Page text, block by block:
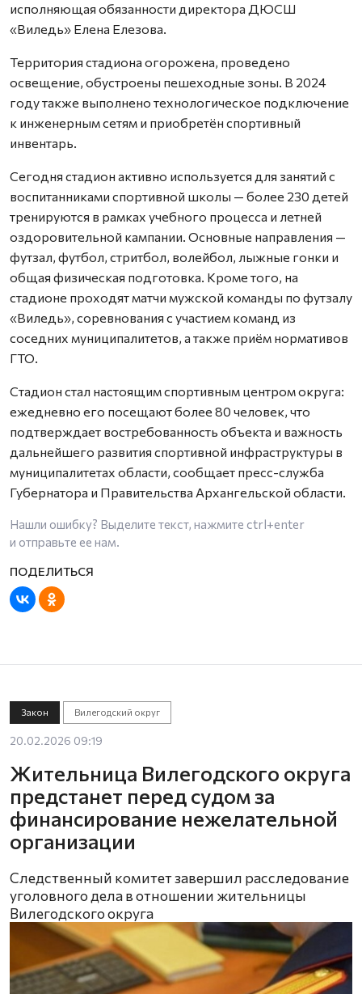
исполняющая обязанности директора ДЮСШ
«Виледь» Елена Елезова.
Территория стадиона огорожена, проведено
освещение, обустроены пешеходные зоны. В 2024
году также выполнено технологическое подключение
к инженерным сетям и приобретён спортивный
инвентарь.
Сегодня стадион активно используется для занятий с
воспитанниками спортивной школы — более 230 детей
тренируются в рамках учебного процесса и летней
оздоровительной кампании. Основные направления —
футзал, футбол, стритбол, волейбол, лыжные гонки и
общая физическая подготовка. Кроме того, на
стадионе проходят матчи мужской команды по футзалу
«Виледь», соревнования с участием команд из
соседних муниципалитетов, а также приём нормативов
ГТО.
Стадион стал настоящим спортивным центром округа:
ежедневно его посещают более 80 человек, что
подтверждает востребованность объекта и важность
дальнейшего развития спортивной инфраструктуры в
муниципалитетах области, сообщает пресс-служба
Губернатора и Правительства Архангельской области.
Нашли ошибку? Выделите текст, нажмите ctrl+enter
и отправьте ее нам.
Закон Вилегодский округ
20.02.2026 09:19
Жительница Вилегодского округа
предстанет перед судом за
финансирование нежелательной
организации
Следственный комитет завершил расследование
уголовного дела в отношении жительницы
Вилегодского округа